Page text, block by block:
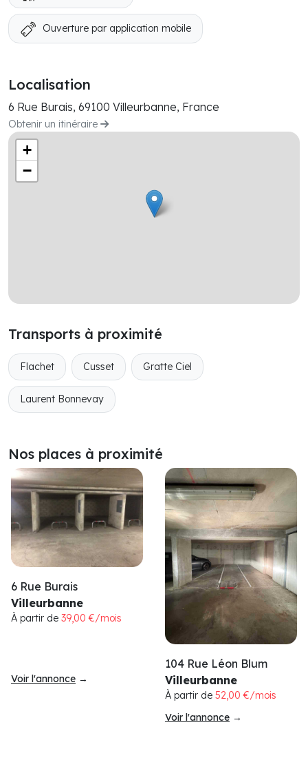
Ouverture par application mobile
Localisation
6 Rue Burais, 69100 Villeurbanne, France
Obtenir un itinéraire
+
−
Transports à proximité
Flachet Cusset Gratte Ciel
Laurent Bonnevay
Nos places à proximité
6 Rue Burais
Villeurbanne
À partir de 39,00 €/mois
Voir l'annonce →
104 Rue Léon Blum
Villeurbanne
À partir de 52,00 €/mois
Voir l'annonce →